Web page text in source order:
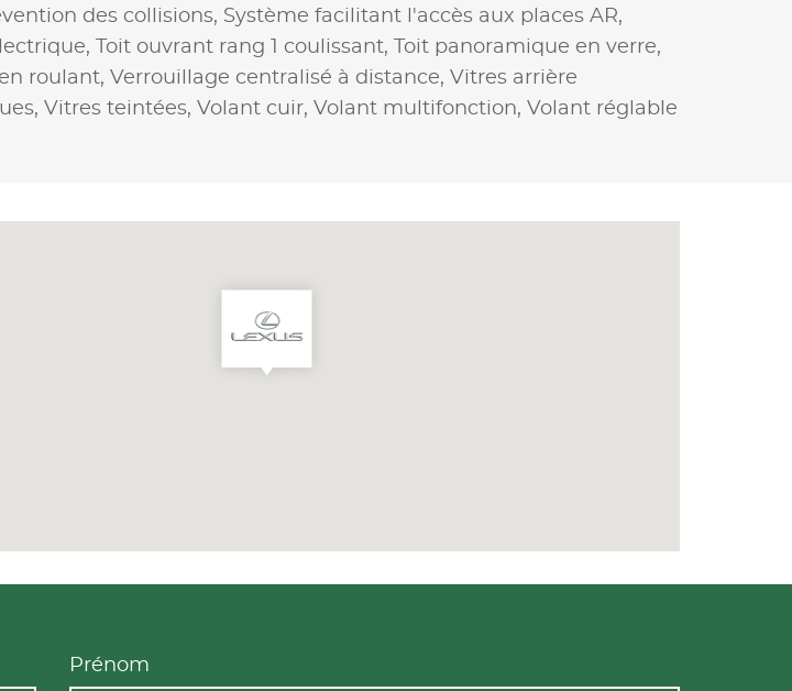
des collisions, Système facilitant l'accès aux places AR,
Toit ouvrant rang 1 coulissant,
Toit panoramique en verre,
roulant, Verrouillage centralisé à distance, Vitres arrière
Vitres teintées, Volant cuir, Volant multifonction, Volant réglable
Prénom